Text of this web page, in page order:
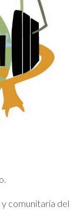
comunitaria del